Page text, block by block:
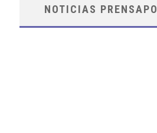
NOTICIAS